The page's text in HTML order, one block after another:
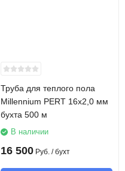
Труба для теплого пола
Millennium PERT 16х2,0 мм
бухта 500 м
В наличии
16 500 Руб. / бухт